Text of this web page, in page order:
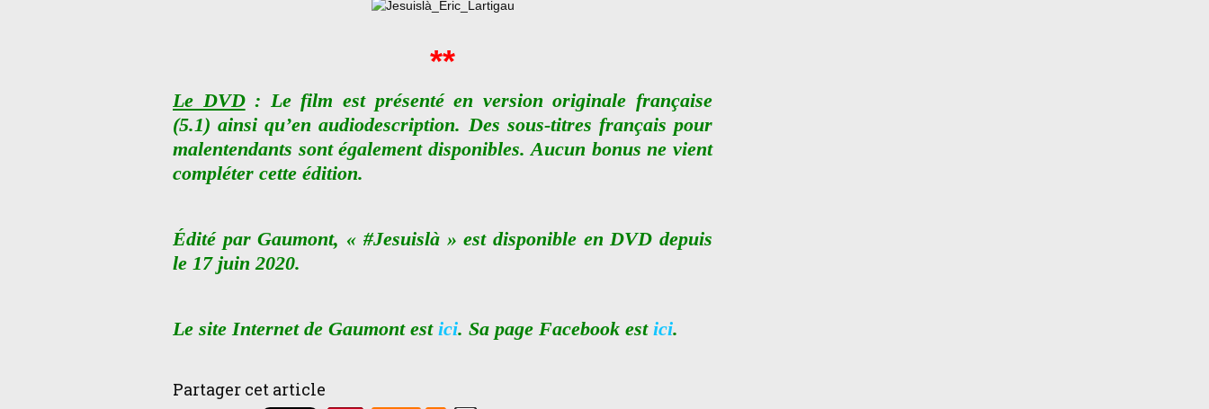
**
Le DVD: Le film est présenté en version originale française
(5.1) ainsi qu’en audiodescription. Des sous-titres français pour
malentendants sont également disponibles. Aucun bonus ne vient
compléter cette édition.
Édité par Gaumont, « #Jesuislà » est disponible en DVD depuis
le 17 juin 2020.
Le site Internet de Gaumont est ici. Sa page Facebook est ici.
Partager cet article